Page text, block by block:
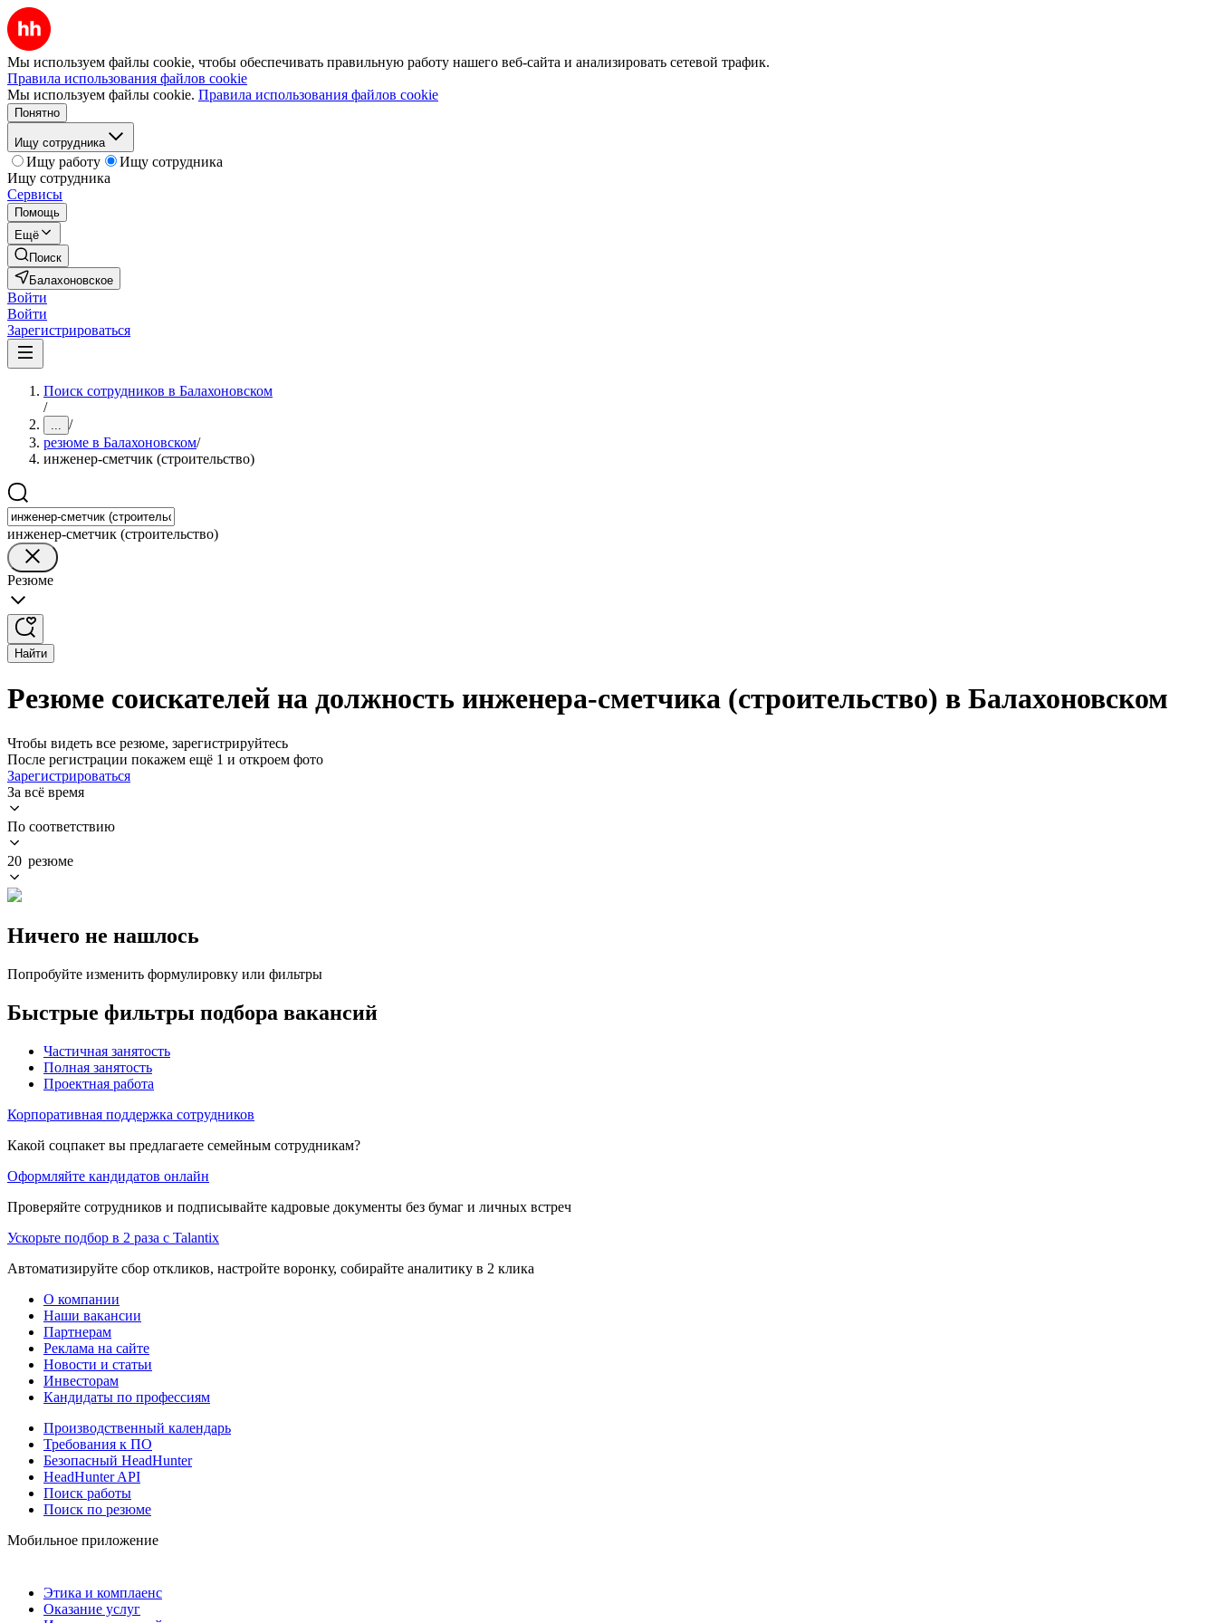
Мы используем файлы cookie, чтобы обеспечивать правильную работу нашего веб-сайта и анализировать сетевой трафик.
Правила использования файлов cookie
Мы используем файлы cookie. Правила использования файлов cookie
Понятно
Ищу сотрудника
Ищу работу
Ищу сотрудника
Ищу сотрудника
Сервисы
Помощь
Ещё
Поиск
Балахоновское
Войти
Войти
Зарегистрироваться
Поиск сотрудников в Балахоновском
/
... /
резюме в Балахоновском/
инженер-сметчик (строительство)
инженер-сметчик (строительство)
Резюме
Найти
Резюме соискателей на должность инженера-сметчика (строительство) в Балахоновском
Чтобы видеть все резюме, зарегистрируйтесь
После регистрации покажем ещё 1 и откроем фото
Зарегистрироваться
За всё время
По соответствию
20 резюме
Ничего не нашлось
Попробуйте изменить формулировку или фильтры
Быстрые фильтры подбора вакансий
Частичная занятость
Полная занятость
Проектная работа
Корпоративная поддержка сотрудников
Какой соцпакет вы предлагаете семейным сотрудникам?
Оформляйте кандидатов онлайн
Проверяйте сотрудников и подписывайте кадровые документы без бумаг и личных встреч
Ускорьте подбор в 2 раза с Talantix
Автоматизируйте сбор откликов, настройте воронку, собирайте аналитику в 2 клика
О компании
Наши вакансии
Партнерам
Реклама на сайте
Новости и статьи
Инвесторам
Кандидаты по профессиям
Производственный календарь
Требования к ПО
Безопасный HeadHunter
HeadHunter API
Поиск работы
Поиск по резюме
Мобильное приложение
Этика и комплаенс
Оказание услуг